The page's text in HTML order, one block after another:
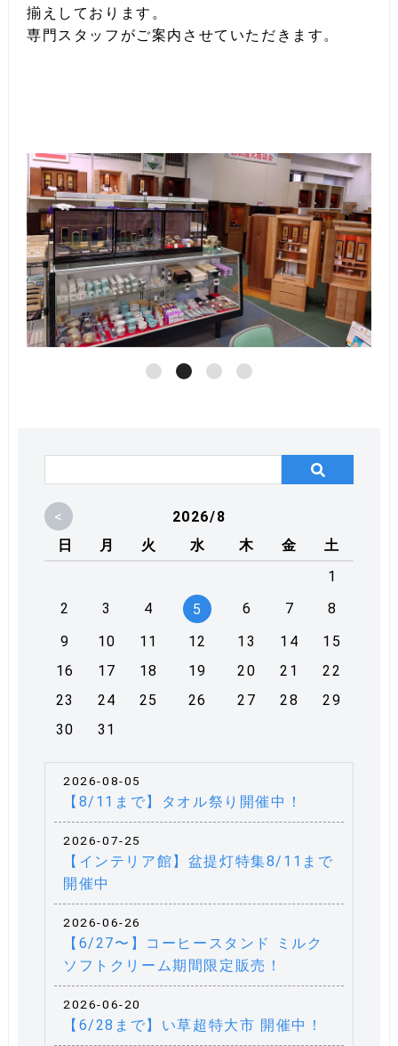
揃えしております。
専門スタッフがご案内させていただきます。
<
2026/8
日
月 火 水 木 金
土
1
2
3 4 5 6 7
8
9
10 11 12 13 14
15
16
17 18 19 20 21
22
23
24 25 26 27 28
29
30
31
2026-08-05
【8/11まで】タオル祭り開催中！
2026-07-25
【インテリア館】盆提灯特集8/11まで
開催中
2026-06-26
【6/27〜】コーヒースタンド ミルク
ソフトクリーム期間限定販売！
2026-06-20
【6/28まで】い草超特大市 開催中！